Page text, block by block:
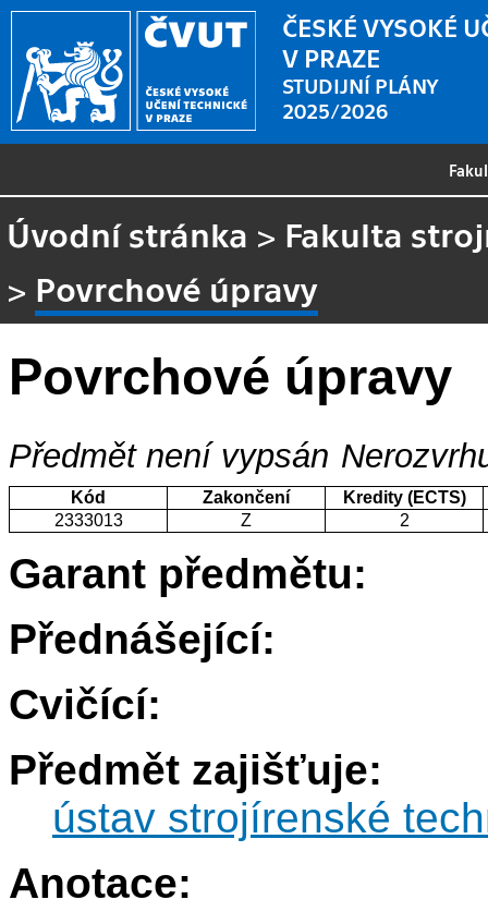
ČESKÉ VYSOKÉ
V PRAZE
STUDIJNÍ PLÁNY
2025/2026
Úvodní stránka > Fakulta
> Povrchové úpravy
Povrchové úpravy
Předmět není vypsán
Kód Zakončení
Kredity (ECTS)
2333013
Z 2
Garant předmětu:
Přednášející:
Cvičící:
Předmět zajišťuje:
ústav strojírenské
Anotace: